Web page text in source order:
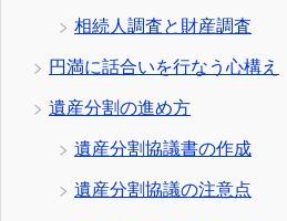
相続人調査と財産調査
円満に話合いを行なう心構え
遺産分割の進め方
遺産分割協議書の作成
遺産分割協議の注意点